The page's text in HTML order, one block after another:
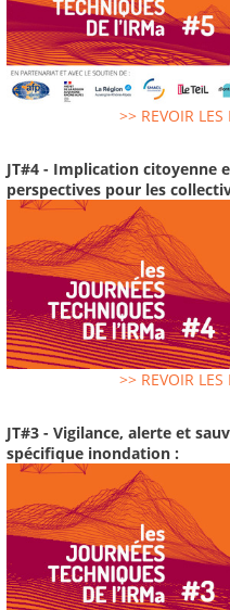
>> REVOIR
JT#4 - Implication citoyenne
perspectives pour les
>> REVOIR
JT#3 - Vigilance, alerte et
spécifique inondation :